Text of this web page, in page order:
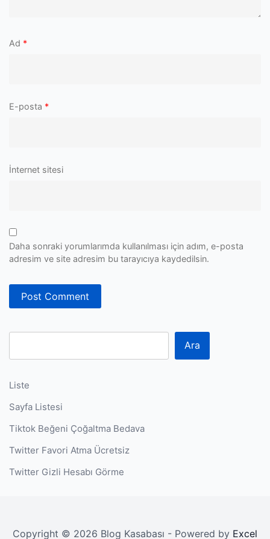
Ad *
E-posta *
İnternet sitesi
Daha sonraki yorumlarımda kullanılması için adım, e-posta
adresim ve site adresim bu tarayıcıya kaydedilsin.
Ara
Liste
Sayfa Listesi
Tiktok Beğeni Çoğaltma Bedava
Twitter Favori Atma Ücretsiz
Twitter Gizli Hesabı Görme
Copyright © 2026 Blog Kasabası - Powered by Excel